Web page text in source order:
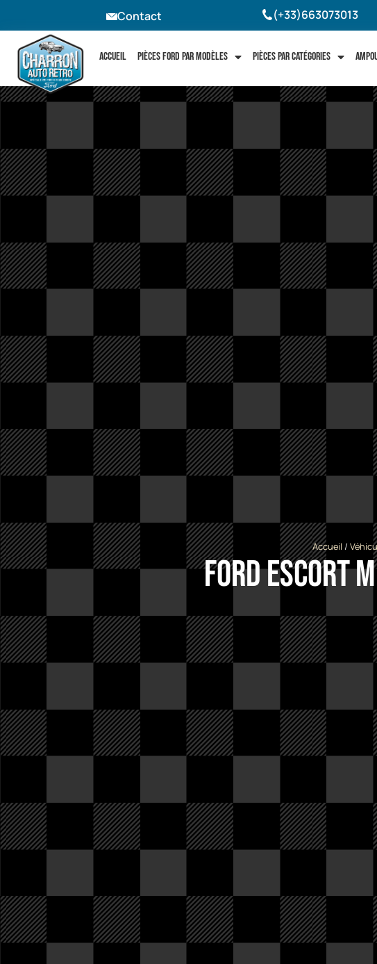
Contact (+33)663073013
Accueil Pièces Ford par modèles Pièces par catégories
Accueil /
Ford Escort